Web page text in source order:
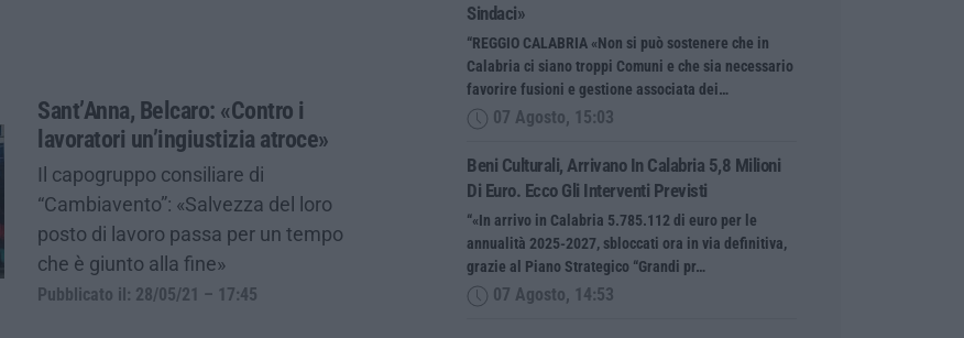
Sant’Anna, Belcaro: «Contro i
lavoratori un’ingiustizia atroce»
Il capogruppo consiliare di
“Cambiavento”: «Salvezza del loro
posto di lavoro passa per un tempo
che è giunto alla fine»
Pubblicato il: 28/05/21 – 17:45
Sindaci»
“REGGIO CALABRIA «Non si può sostenere che in
Calabria ci siano troppi Comuni e che sia necessario
favorire fusioni e gestione associata dei…
07 Agosto, 15:03
Beni Culturali, Arrivano In Calabria 5,8 Milioni
Di Euro. Ecco Gli Interventi Previsti
“«In arrivo in Calabria 5.785.112 di euro per le
annualità 2025-2027, sbloccati ora in via definitiva,
grazie al Piano Strategico “Grandi pr…
07 Agosto, 14:53